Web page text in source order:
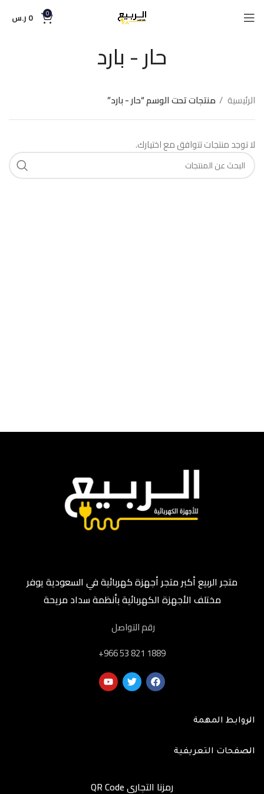
0
0 ر.س
حار - بارد
الرئيسية منتجات تحت الوسم “حار - بارد”
لا توجد منتجات تتوافق مع اختيارك.
متجر الربيع أكبر متجر أجهزة كهربائية في السعودية يوفر
مختلف الأجهزة الكهربائية بأنظمة سداد مريحة
رقم التواصل
‎+966 53 821 1889
الروابط المهمة
الصفحات التعريفية
رمزنا التجاري QR Code